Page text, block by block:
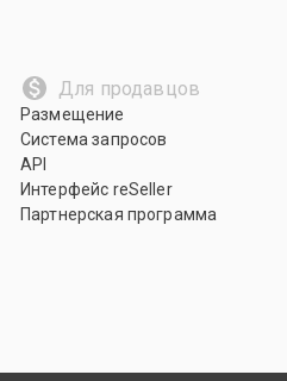
Для продавцов
Размещение
Система запросов
API
Интерфейс reSeller
Партнерская программа